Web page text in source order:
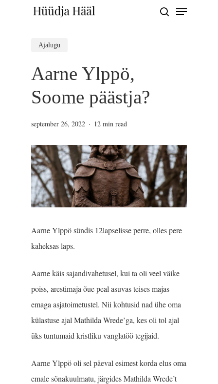
Menu
Ajalugu
Aarne Ylppö,
Soome päästja?
september 26, 2022 12 min read
Aarne Ylppö sündis 12lapselisse perre, olles pere
kaheksas laps.
Aarne käis sajandivahetusel, kui ta oli veel väike
poiss, arestimaja õue peal asuvas teises majas
emaga asjatoimetustel. Nii kohtusid nad ühe oma
külastuse ajal Mathilda Wrede’ga, kes oli tol ajal
üks tuntumaid kristliku vanglatöö tegijaid.
Aarne Ylppö oli sel päeval esimest korda elus oma
emale sõnakuulmatu, järgides Mathilda Wrede’t